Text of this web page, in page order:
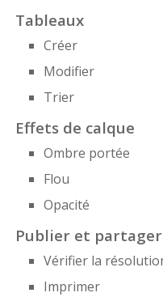
Tableaux
Créer
Modifier
Trier
Effets de calque
Ombre portée
Flou
Opacité
Publier et partager
Vérifier la
Imprimer